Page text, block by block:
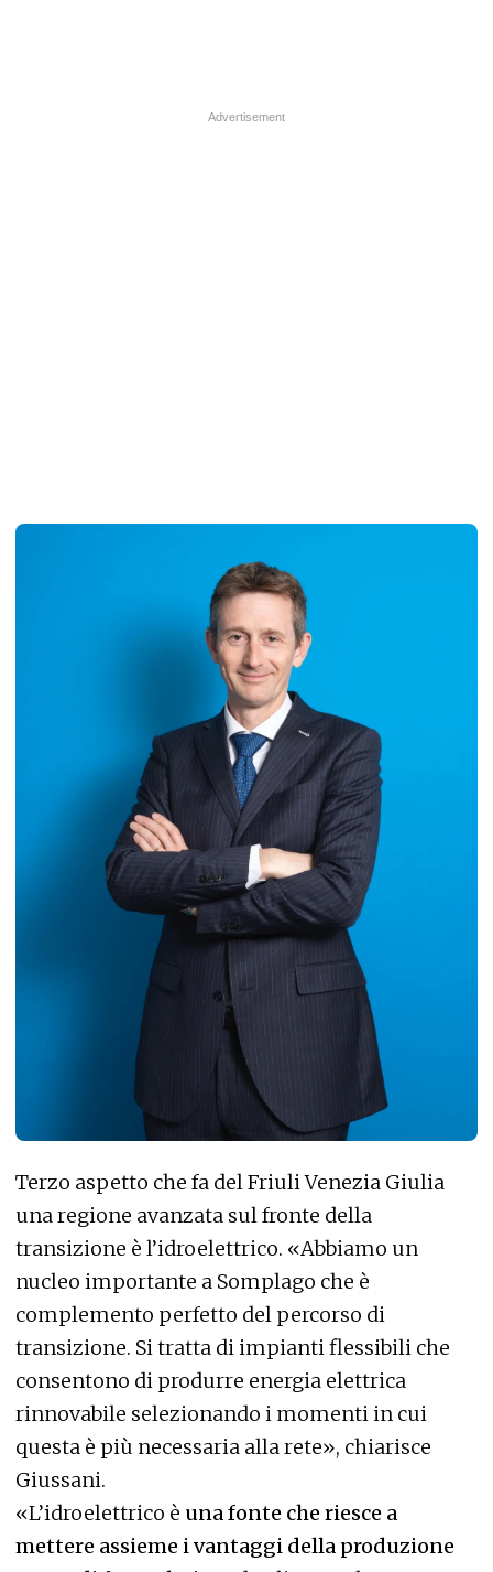
Terzo aspetto che fa del Friuli Venezia Giulia
una regione avanzata sul fronte della
transizione è l’idroelettrico. «Abbiamo un
nucleo importante a Somplago che è
complemento perfetto del percorso di
transizione. Si tratta di impianti flessibili che
consentono di produrre energia elettrica
rinnovabile selezionando i momenti in cui
questa è più necessaria alla rete», chiarisce
Giussani.
«L’idroelettrico è una fonte che riesce a
mettere assieme i vantaggi della produzione